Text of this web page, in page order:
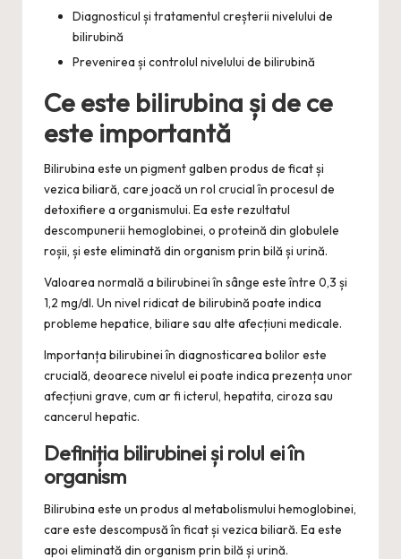
Diagnosticul și tratamentul creșterii nivelului de
bilirubină
Prevenirea și controlul nivelului de bilirubină
Ce este bilirubina și de ce
este importantă
Bilirubina este un pigment galben produs de ficat și
vezica biliară, care joacă un rol crucial în procesul de
detoxifiere a organismului. Ea este rezultatul
descompunerii hemoglobinei, o proteină din globulele
roșii, și este eliminată din organism prin bilă și urină.
Valoarea normală a bilirubinei în sânge este între 0,3 și
1,2 mg/dl. Un nivel ridicat de bilirubină poate indica
probleme hepatice, biliare sau alte afecțiuni medicale.
Importanța bilirubinei în diagnosticarea bolilor este
crucială, deoarece nivelul ei poate indica prezența unor
afecțiuni grave, cum ar fi icterul, hepatita, ciroza sau
cancerul hepatic.
Definiția bilirubinei și rolul ei în
organism
Bilirubina este un produs al metabolismului hemoglobinei,
care este descompusă în ficat și vezica biliară. Ea este
apoi eliminată din organism prin bilă și urină.